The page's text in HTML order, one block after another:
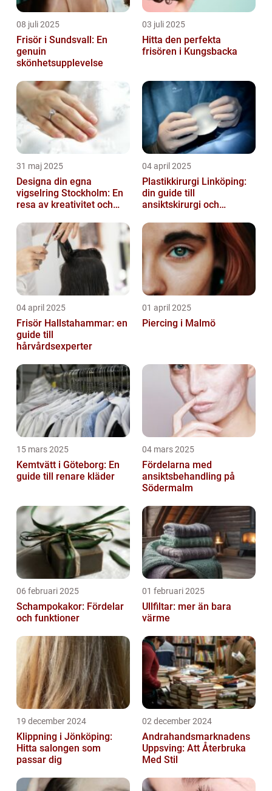
08 juli 2025
Frisör i Sundsvall: En
genuin
skönhetsupplevelse
03 juli 2025
Hitta den perfekta
frisören i Kungsbacka
31 maj 2025
Designa din egna
vigselring Stockholm: En
resa av kreativitet och
04 april 2025
Plastikkirurgi Linköping:
din guide till
ansiktskirurgi och
04 april 2025
Frisör Hallstahammar: en
guide till
hårvårdsexperter
01 april 2025
Piercing i Malmö
15 mars 2025
Kemtvätt i Göteborg: En
guide till renare kläder
04 mars 2025
Fördelarna med
ansiktsbehandling på
Södermalm
06 februari 2025
Schampokakor: Fördelar
och funktioner
01 februari 2025
Ullfiltar: mer än bara
värme
19 december 2024
Klippning i Jönköping:
Hitta salongen som
passar dig
02 december 2024
Andrahandsmarknadens
Uppsving: Att Återbruka
Med Stil